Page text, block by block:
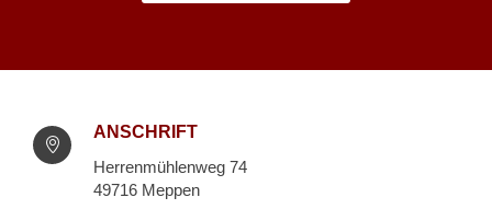
ANSCHRIFT
Herrenmühlenweg 74
49716 Meppen